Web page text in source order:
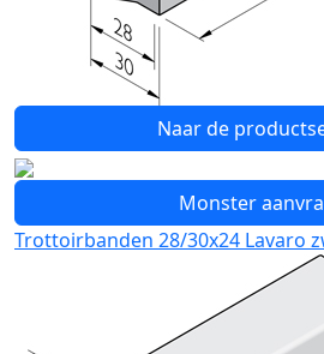
Naar de
Monster
Trottoirbanden 28/30x24 Lavaro